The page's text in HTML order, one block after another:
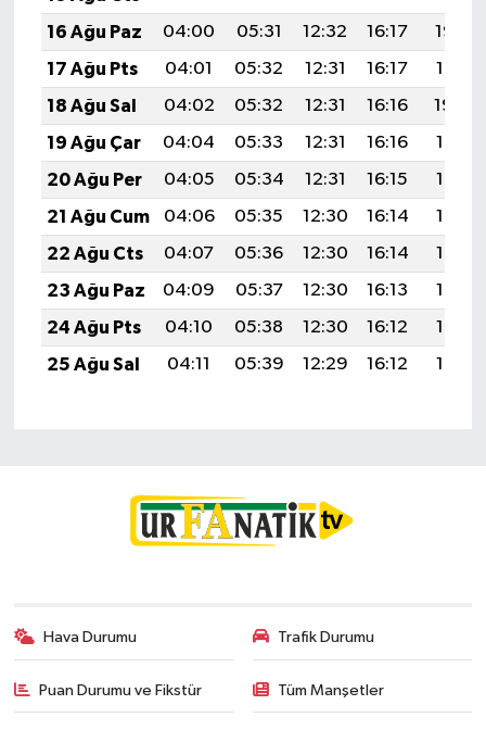
16 Ağu Paz
04:00 05:31 12:32 16:17
19:23
17 Ağu Pts
04:01 05:32 12:31 16:17
19:21
18 Ağu Sal
04:02 05:32 12:31 16:16
19:20
19 Ağu Çar
04:04 05:33 12:31 16:16
19:19
20 Ağu Per
04:05 05:34 12:31 16:15
19:17
21 Ağu Cum
04:06 05:35 12:30 16:14
19:16
22 Ağu Cts
04:07 05:36 12:30 16:14
19:15
23 Ağu Paz
04:09 05:37 12:30 16:13
19:13
24 Ağu Pts
04:10 05:38 12:30 16:12
19:12
25 Ağu Sal
04:11 05:39 12:29 16:12 19:10
Hava Durumu Trafik Durumu
Puan Durumu ve Fikstür Tüm Manşetler